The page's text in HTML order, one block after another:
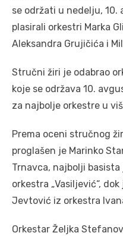
se održati u nedelju,
plasirali orkestri Marka
Aleksandra Grujičića i
Stručni žiri je odabrao
koje se održava 10.
za najbolje orkestre u
Prema oceni stručnog
proglašen je Marinko
Trnavca, najbolji
orkestra „Vasiljević“,
Jevtović iz orkestra
Orkestar Željka